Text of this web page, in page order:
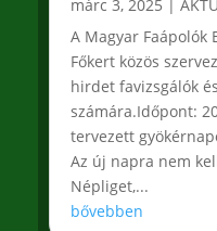
márc 3, 2025 |
A Magyar Faápolók
Főkert közös
hirdet favizsgálók
számára.Időpont:
tervezett
Az új napra nem
Népliget,...
bővebben